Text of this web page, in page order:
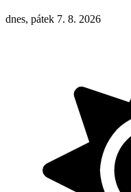
dnes, pátek 7. 8. 2026